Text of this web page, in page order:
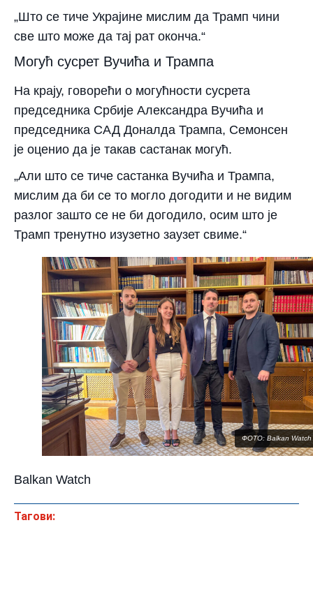
„Што се тиче Украјине мислим да Трамп чини
све што може да тај рат оконча.“
Могућ сусрет Вучића и Трампа
На крају, говорећи о могућности сусрета
председника Србије Александра Вучића и
председника САД Доналда Трампа, Семонсен
је оценио да је такав састанак могућ.
„Али што се тиче састанка Вучића и Трампа,
мислим да би се то могло догодити и не видим
разлог зашто се не би догодило, осим што је
Трамп тренутно изузетно заузет свиме.“
ФОТО: Balkan Watch
Balkan Watch
Тагови: